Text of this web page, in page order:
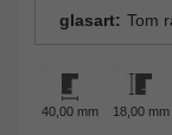
glasart: Tom
40,00 mm 18,00 mm